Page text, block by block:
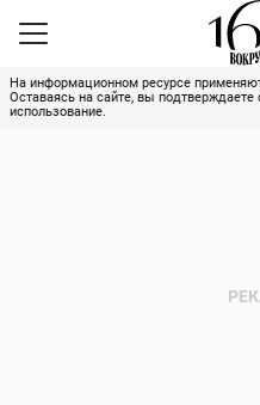
На информационном ресурсе
Оставаясь на сайте, вы подтверждаете
использование.